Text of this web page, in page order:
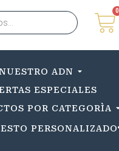
0
ADN
ESPECIALES
POR CATEGORÌA
PERSONALIZADO